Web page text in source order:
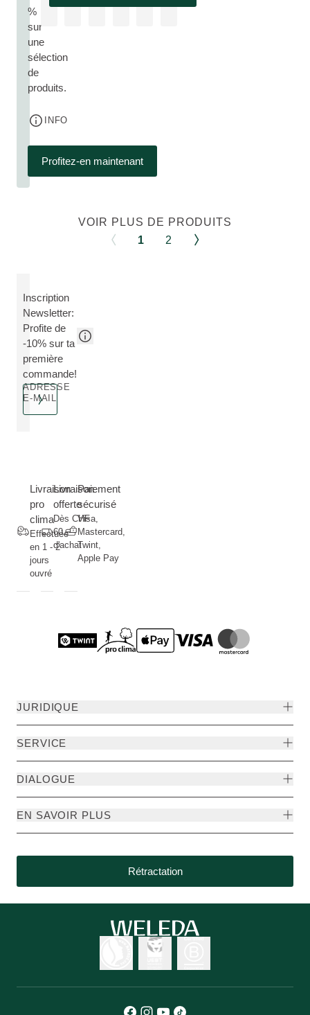
%
sur
une
sélection
de
produits.
INFO
Profitez-en maintenant
VOIR PLUS DE PRODUITS
1
2
Inscription
Newsletter:
Profite de
-10% sur ta
première
commande!
ADRESSE
E-MAIL
Livraison
pro
clima
Effectuée
en 1 - 2
jours
ouvré
Livraison
offerte
Dès CHF
60.--
d'achat
Paiement
sécurisé
Visa,
Mastercard,
Twint,
Apple Pay
JURIDIQUE
SERVICE
DIALOGUE
EN SAVOIR PLUS
Rétractation